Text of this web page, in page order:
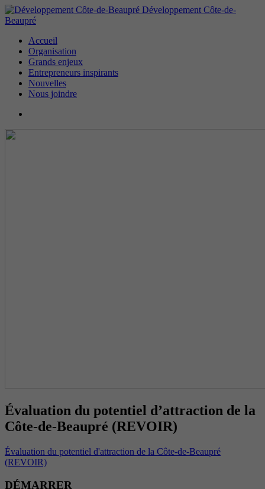
Développement Côte-de-
Beaupré
Accueil
Organisation
Grands enjeux
Entrepreneurs inspirants
Nouvelles
Nous joindre
Évaluation du potentiel d’attraction de la
Côte-de-Beaupré (REVOIR)
Évaluation du potentiel d'attraction de la Côte-de-Beaupré
(REVOIR)
DÉMARRER